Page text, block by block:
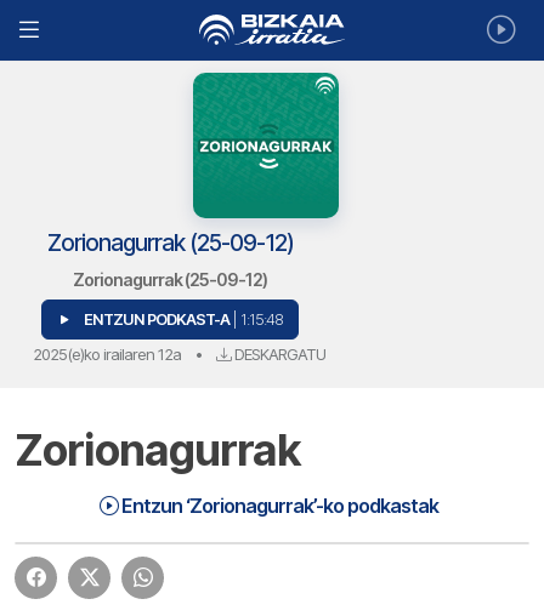
Zorionagurrak (25-09-12)
Zorionagurrak (25-09-12)
ENTZUN PODKAST-A | 1:15:48
2025(e)ko irailaren 12a • DESKARGATU
Zorionagurrak
Entzun ‘Zorionagurrak’-ko podkastak
1:15:48 Zorionagurrak (25-09-12) | Zorionagurrak